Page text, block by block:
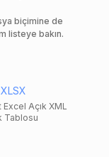
biçimine de
listeye bakın.
Açık XML
Tablosu